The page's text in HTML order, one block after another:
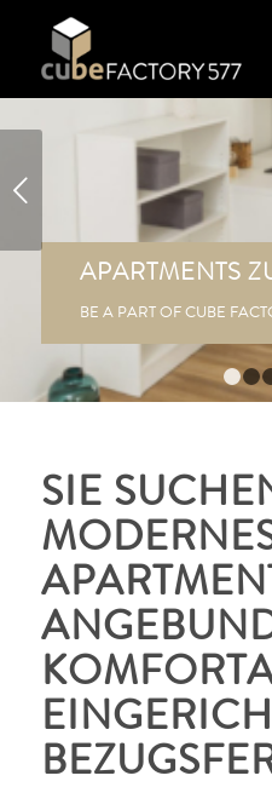
APARTMENTS
BE A PART OF CUBE
SIE